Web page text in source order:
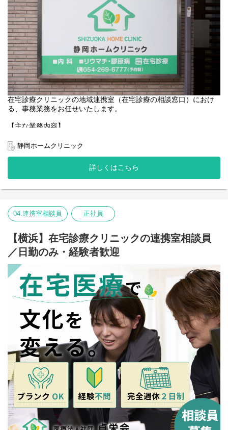
在宅診療クリニックの地域連携室（在宅診療の相談窓口）におけ
る、事務業務をお任せいたします。
【主な業務内容】
◯各種書類の在庫管理、発注
◯書類のハンコ押し、書類のラミネート
◯グリーフケアのための手紙準備、発送
◯備品（ハガキ、切手）の在庫管理、発注
◯電話対応 等
・従事すべき業務の変更なし
・就業場所の変更なし
・更新上限：なし
静岡ホームクリニック
詳しくはこちら
04.連携室相談員 正社員
【横浜】在宅診療クリニックの連携室相談員
／日勤のみ・経験者歓迎